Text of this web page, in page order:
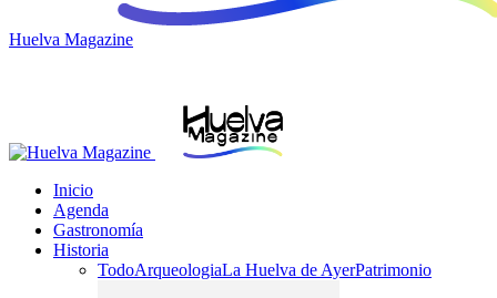
Huelva Magazine
Inicio
Agenda
Gastronomía
Historia
TodoArqueologiaLa Huelva de AyerPatrimonio